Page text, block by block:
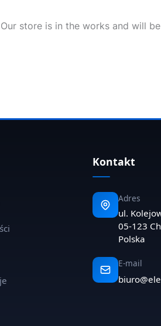
store is in the works and will
Kontakt
Adres
ul.
05-123
Polska
E-mail